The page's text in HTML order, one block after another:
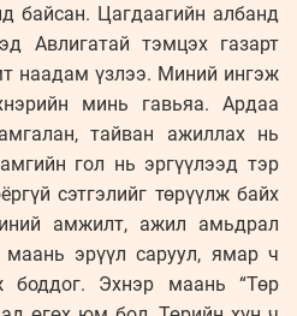
байсан. Цагдаагийн албанд
Авлигатай тэмцэх газарт
наадам үзлээ. Миний ингэж
минь гавьяа. Ардаа
тайван ажиллах нь
гол нь эргүүлээд тэр
сэтгэлийг төрүүлж байх
амжилт, ажил амьдрал
маань эрүүл саруул, ямар ч
боддог. Эхнэр маань “Төр